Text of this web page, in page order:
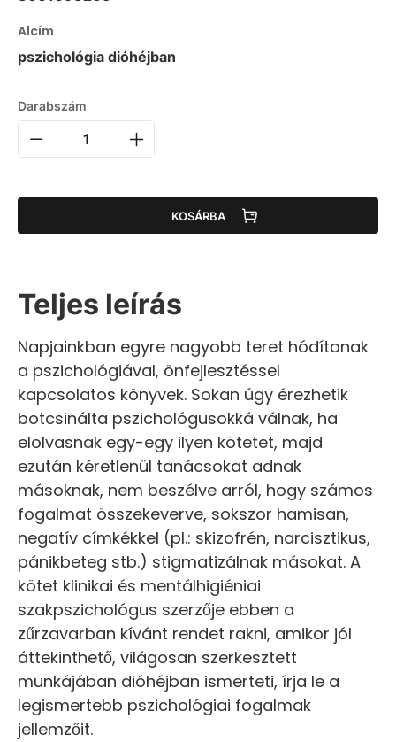
Alcím
pszichológia dióhéjban
Darabszám
KOSÁRBA
Teljes leírás
Napjainkban egyre nagyobb teret hódítanak
a pszichológiával, önfejlesztéssel
kapcsolatos könyvek. Sokan úgy érezhetik
botcsinálta pszichológusokká válnak, ha
elolvasnak egy-egy ilyen kötetet, majd
ezután kéretlenül tanácsokat adnak
másoknak, nem beszélve arról, hogy számos
fogalmat összekeverve, sokszor hamisan,
negatív címkékkel (pl.: skizofrén, narcisztikus,
pánikbeteg stb.) stigmatizálnak másokat. A
kötet klinikai és mentálhigiéniai
szakpszichológus szerzője ebben a
zűrzavarban kívánt rendet rakni, amikor jól
áttekinthető, világosan szerkesztett
munkájában dióhéjban ismerteti, írja le a
legismertebb pszichológiai fogalmak
jellemzőit.